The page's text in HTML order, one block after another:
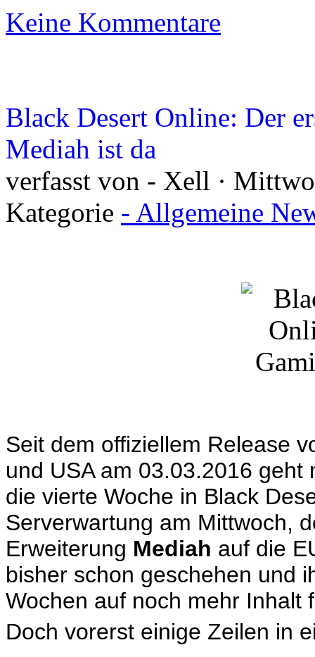
Keine Kommentare
Black Desert Online: Der
Mediah ist da
verfasst von - Xell ·
Kategorie - Allgemeine
Seit dem offiziellem Release
und USA am 03.03.2016
die vierte Woche in Black
Serverwartung am Mittwoch,
Erweiterung Mediah auf die
bisher schon geschehen und
Wochen auf noch mehr Inhalt
Doch vorerst einige Zeilen in